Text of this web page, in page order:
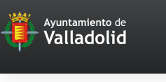
Portal
Web
del